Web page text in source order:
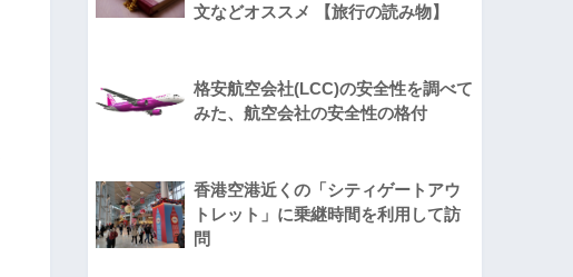
文などオススメ 【旅行の読み物】
格安航空会社(LCC)の安全性を調べて
みた、航空会社の安全性の格付
香港空港近くの「シティゲートアウ
トレット」に乗継時間を利用して訪
問